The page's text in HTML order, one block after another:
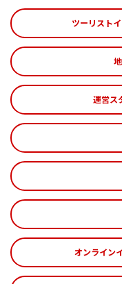
ツーリスト
運営ス
オンライン